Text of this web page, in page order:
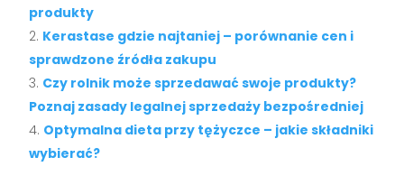
produkty
Kerastase gdzie najtaniej – porównanie cen i
sprawdzone źródła zakupu
Czy rolnik może sprzedawać swoje produkty?
Poznaj zasady legalnej sprzedaży bezpośredniej
Optymalna dieta przy tężyczce – jakie składniki
wybierać?